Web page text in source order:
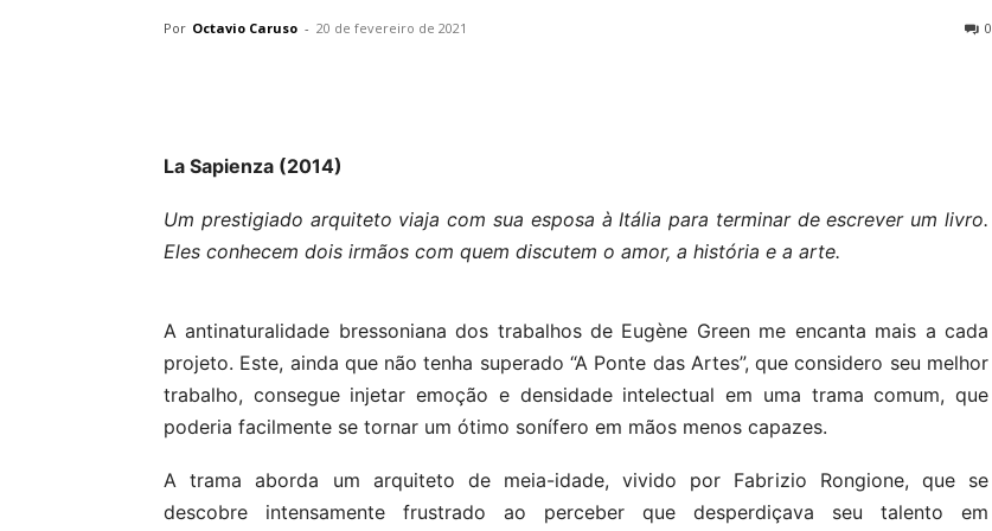
Por Octavio Caruso - 20 de fevereiro de 2021 0
La Sapienza (2014)
Um prestigiado arquiteto viaja com sua esposa à Itália para terminar de escrever um livro.
Eles conhecem dois irmãos com quem discutem o amor, a história e a arte.
A antinaturalidade bressoniana dos trabalhos de Eugène Green me encanta mais a cada
projeto. Este, ainda que não tenha superado “A Ponte das Artes”, que considero seu melhor
trabalho, consegue injetar emoção e densidade intelectual em uma trama comum, que
poderia facilmente se tornar um ótimo sonífero em mãos menos capazes.
A trama aborda um arquiteto de meia-idade, vivido por Fabrizio Rongione, que se
descobre intensamente frustrado ao perceber que desperdiçava seu talento em